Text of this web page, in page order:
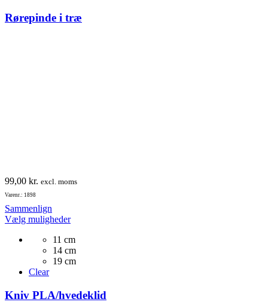
Rørepinde i træ
99,00 kr. excl. moms
Varenr.: 1898
Sammenlign
Vælg mulighederDette
har
flere
varianter.
vælges
11 cm
14 cm
19 cm
Clear
Kniv PLA/hvedeklid